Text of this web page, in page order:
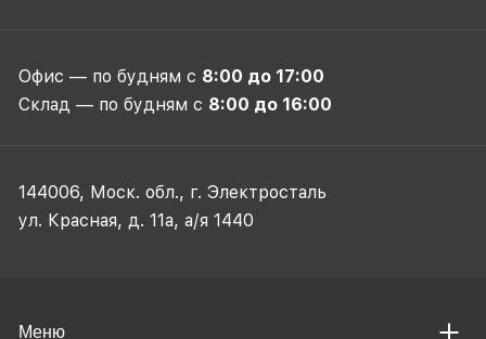
Офис — по будням с 8:00 до 17:00
Склад — по будням с 8:00 до 16:00
144006, Моск. обл., г. Электросталь
ул. Красная, д. 11а, а/я 1440
Меню